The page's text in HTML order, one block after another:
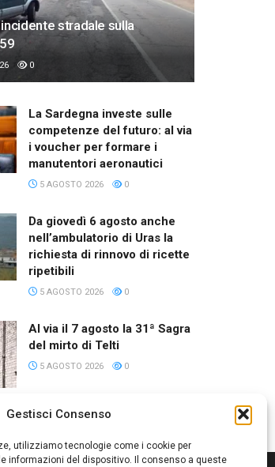
Gestisci Consenso
utilizziamo tecnologie come i cookie per
informazioni del dispositivo. Il consenso a queste
stradale sulla
0
La Sardegna investe sulle
competenze del futuro: al via
i voucher per formare i
manutentori aeronautici
5 AGOSTO 2026 0
Da giovedì 6 agosto anche
nell’ambulatorio di Uras la
richiesta di rinnovo di ricette
ripetibili
5 AGOSTO 2026 0
Al via il 7 agosto la 31ª Sagra
del mirto di Telti
5 AGOSTO 2026 0